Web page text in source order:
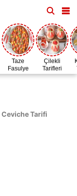
Taze
Fasulye
Zamanı
Çilekli
Tarifleri
Ceviche Tarifi